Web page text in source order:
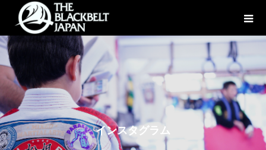
インスタグラ ム